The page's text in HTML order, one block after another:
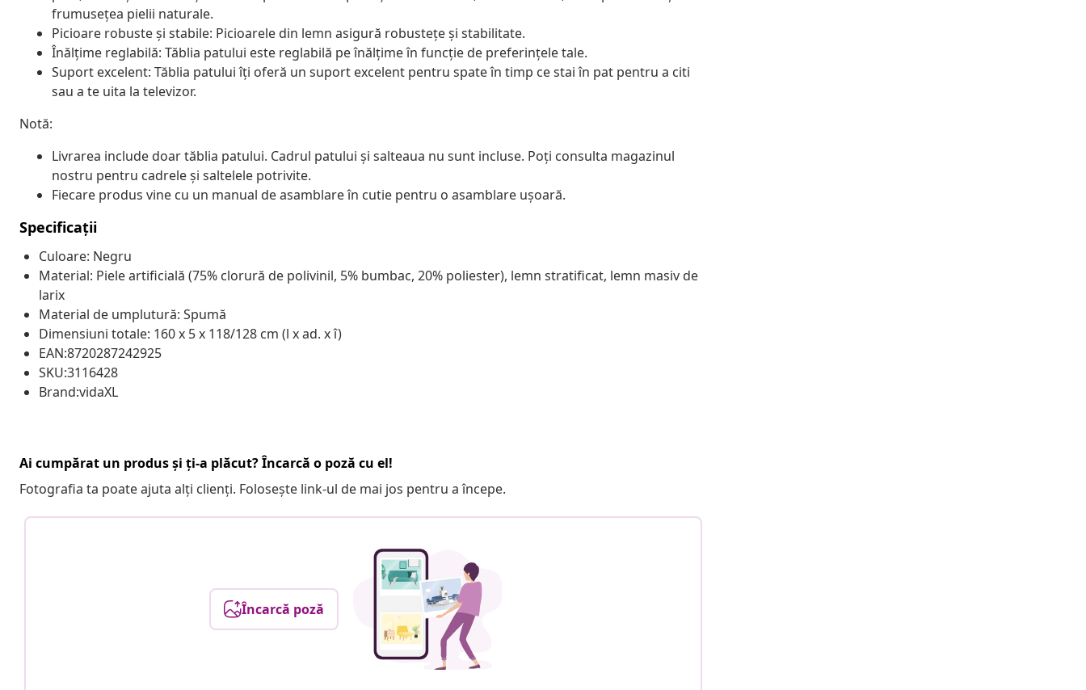
frumusețea pielii naturale.
Picioare robuste și stabile: Picioarele din lemn asigură robustețe și stabilitate.
Înălțime reglabilă: Tăblia patului este reglabilă pe înălțime în funcție de preferințele tale.
Suport excelent: Tăblia patului îți oferă un suport excelent pentru spate în timp ce stai în pat pentru a citi
sau a te uita la televizor.
Notă:
Livrarea include doar tăblia patului. Cadrul patului și salteaua nu sunt incluse. Poți consulta magazinul
nostru pentru cadrele și saltelele potrivite.
Fiecare produs vine cu un manual de asamblare în cutie pentru o asamblare ușoară.
Specificații
Culoare: Negru
Material: Piele artificială (75% clorură de polivinil, 5% bumbac, 20% poliester), lemn stratificat, lemn masiv de
larix
Material de umplutură: Spumă
Dimensiuni totale: 160 x 5 x 118/128 cm (l x ad. x î)
EAN:8720287242925
SKU:3116428
Brand:vidaXL
Ai cumpărat un produs și ți-a plăcut? Încarcă o poză cu el!
Fotografia ta poate ajuta alți clienți. Folosește link-ul de mai jos pentru a începe.
Încarcă poză